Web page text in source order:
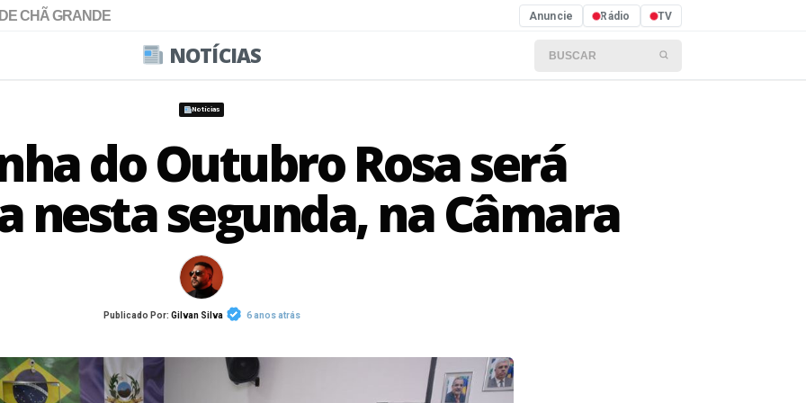
CHÃ GRANDE Anuncie Rádio TV
NOTÍCIAS Buscar por:
Notícias
do Outubro Rosa será
nesta segunda, na Câmara
Publicado Por: Gilvan Silva 6 anos atrás